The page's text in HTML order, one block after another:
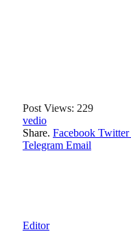
Post Views: 229
vedio
Share. Facebook Twitter
Telegram Email
Editor